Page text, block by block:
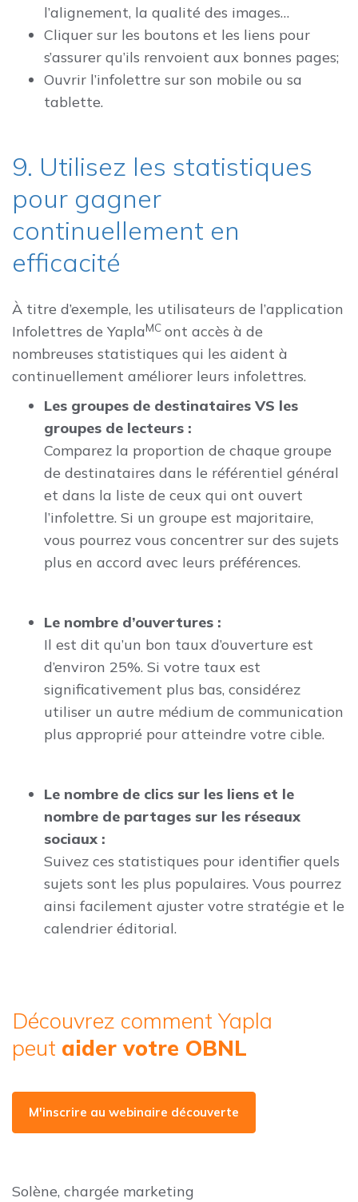
l’alignement, la qualité des images…
Cliquer sur les boutons et les liens pour
s’assurer qu’ils renvoient aux bonnes pages;
Ouvrir l’infolettre sur son mobile ou sa
tablette.
9. Utilisez les statistiques
pour gagner
continuellement en
efficacité
À titre d’exemple, les utilisateurs de l’application
Infolettres de YaplaMC ont accès à de
nombreuses statistiques qui les aident à
continuellement améliorer leurs infolettres.
Les groupes de destinataires VS les
groupes de lecteurs :
Comparez la proportion de chaque groupe
de destinataires dans le référentiel général
et dans la liste de ceux qui ont ouvert
l’infolettre. Si un groupe est majoritaire,
vous pourrez vous concentrer sur des sujets
plus en accord avec leurs préférences.
Le nombre d’ouvertures :
Il est dit qu’un bon taux d’ouverture est
d’environ 25%. Si votre taux est
significativement plus bas, considérez
utiliser un autre médium de communication
plus approprié pour atteindre votre cible.
Le nombre de clics sur les liens et le
nombre de partages sur les réseaux
sociaux :
Suivez ces statistiques pour identifier quels
sujets sont les plus populaires. Vous pourrez
ainsi facilement ajuster votre stratégie et le
calendrier éditorial.
Découvrez comment Yapla
peut aider votre OBNL
M'inscrire au webinaire découverte
Solène, chargée marketing